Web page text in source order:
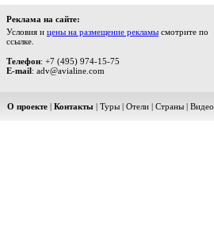
Реклама на сайте:
Условия и цены на размещение рекламы смотрите по
ссылке.
Телефон: +7 (495) 974-15-75
E-mail: adv@avialine.com
О проекте | Контакты | Туры | Отели | Страны | Видео